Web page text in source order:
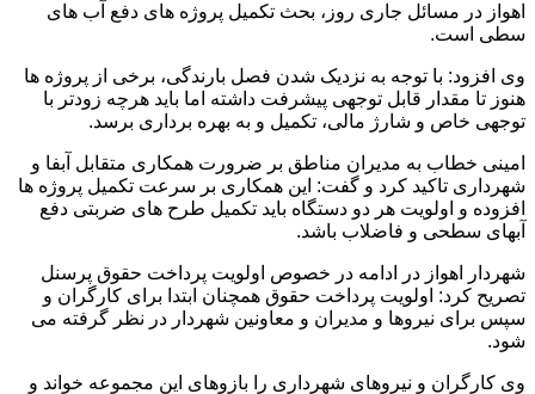
اهواز در مسائل جاری روز، بحث تکمیل پروژه های دفع آب های
سطی است.
وی افزود: با توجه به نزدیک شدن فصل بارندگی، برخی از پروژه ها
هنوز تا مقدار قابل توجهی پیشرفت داشته اما باید هرچه زودتر با
توجهی خاص و شارژ مالی، تکمیل و به بهره برداری برسد.
امینی خطاب به مدیران مناطق بر ضرورت همکاری متقابل آبفا و
شهرداری تاکید کرد و گفت: این همکاری بر سرعت تکمیل پروژه ها
افزوده و اولویت هر دو دستگاه باید تکمیل طرح های ضربتی دفع
آبهای سطحی و فاضلاب باشد.
شهردار اهواز در ادامه در خصوص اولویت پرداخت حقوق پرسنل
تصریح کرد: اولویت پرداخت حقوق همچنان ابتدا برای کارگران و
سپس برای نیروها و مدیران و معاونین شهردار در نظر گرفته می
شود.
وی کارگران و نیروهای شهرداری را بازوهای این مجموعه خواند و